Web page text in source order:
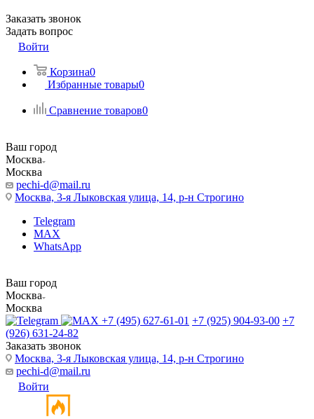
Заказать звонок
Задать вопрос
Войти
Корзина0
Избранные товары0
Сравнение товаров0
Ваш город
Москва
Москва
pechi-d@mail.ru
Москва, 3-я Лыковская улица, 14, р-н Строгино
Telegram
MAX
WhatsApp
Ваш город
Москва
Москва
+7 (495) 627-61-01 +7 (925) 904-93-00 +7
(926) 631-24-82
Заказать звонок
Москва, 3-я Лыковская улица, 14, р-н Строгино
pechi-d@mail.ru
Войти